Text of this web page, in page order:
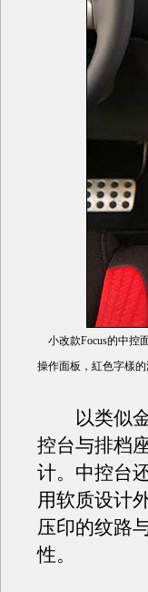
小改款Focus的中控
操作面板，紅色字樣的
以类似金
控台与排档
计。中控台
用软质设计
压印的纹路
性。